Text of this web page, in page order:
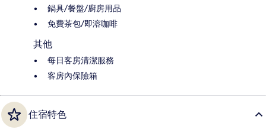
鍋具/餐盤/廚房用品
免費茶包/即溶咖啡
其他
每日客房清潔服務
客房內保險箱
住宿特色